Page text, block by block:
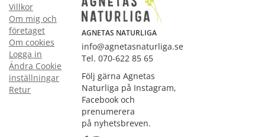
Villkor
Om mig och
företaget
Om cookies
Logga in
Ändra Cookie
inställningar
Retur
AGNETAS NATURLIGA
info@agnetasnaturliga.se
Tel. 070-622 85 65
Följ gärna Agnetas
Naturliga på Instagram,
Facebook och
prenumerera
på nyhetsbreven.